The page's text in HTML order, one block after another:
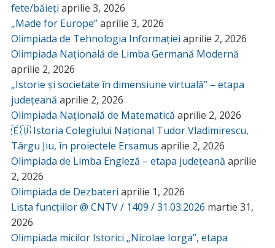
fete/băieți aprilie 3, 2026
„Made for Europe”aprilie 3, 2026
Olimpiada de Tehnologia Informației aprilie 2, 2026
Olimpiada Națională de Limba Germană Modernă
aprilie 2, 2026
„Istorie și societate în dimensiune virtuală” – etapa
județeană aprilie 2, 2026
Olimpiada Națională de Matematică aprilie 2, 2026
🇪🇺 Istoria Colegiului Național Tudor Vladimirescu,
Târgu Jiu, în proiectele Ersamus aprilie 2, 2026
Olimpiada de Limba Engleză – etapa județeană aprilie
2, 2026
Olimpiada de Dezbateri aprilie 1, 2026
Lista funcțiilor @ CNTV / 1409 / 31.03.2026 martie 31,
2026
Olimpiada micilor Istorici „Nicolae Iorga”, etapa